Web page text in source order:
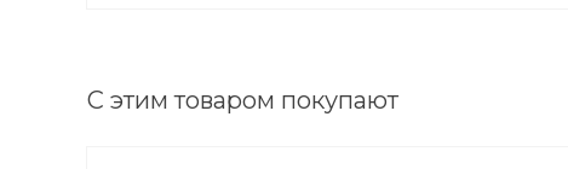
С этим товаром покупают